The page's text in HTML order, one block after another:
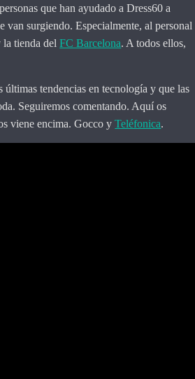
que han ayudado a Dress60 a
van surgiendo. Especialmente, al personal
la tienda delFC Barcelona. A todos ellos,
tendencias en tecnología y que las
Seguiremos comentando. Aquí os
viene encima. Gocco yTeléfonica.